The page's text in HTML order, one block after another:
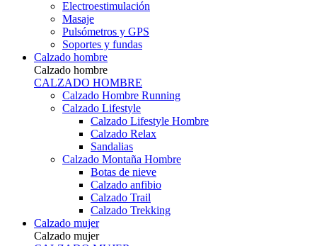
Electroestimulación
Masaje
Pulsómetros y GPS
Soportes y fundas
Calzado hombre
Calzado hombre
CALZADO HOMBRE
Calzado Hombre Running
Calzado Lifestyle
Calzado Lifestyle Hombre
Calzado Relax
Sandalias
Calzado Montaña Hombre
Botas de nieve
Calzado anfibio
Calzado Trail
Calzado Trekking
Calzado mujer
Calzado mujer